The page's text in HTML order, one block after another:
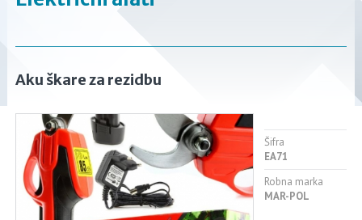
Aku škare za rezidbu
Šifra
EA71
Robna marka
MAR-POL